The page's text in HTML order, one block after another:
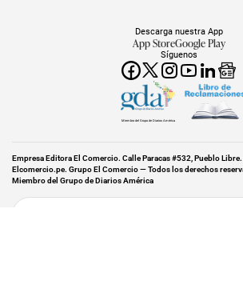
Síguenos
Descarga nuestra App
App StoreGoogle Play
Miembro del Grupo de Diarios América
Empresa Editora El Comercio. Calle Paracas #532, Pueblo
Elcomercio.pe. Grupo El Comercio — Todos los derechos
Miembro del Grupo de Diarios América